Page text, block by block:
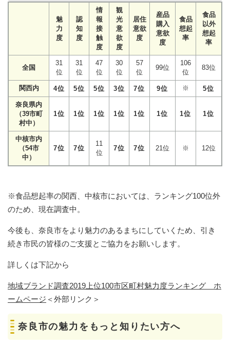
魅
力
度
認
知
度
情
報
接
触
度
観
光
意
欲
度
居住
意欲
度
産品
購入
意欲
度
食品
想起
率
食品
以外
想起
率
全国
31
位
31
位
47
位
30
位
57
位
99位
106
位
83位
関西内 4位 5位 5位 3位 7位 9位 ※ 5位
奈良県内
（39市町
村中）
1位 1位 1位 1位 1位 1位 1位 1位
中核市内
（54市
中）
7位 7位
11
位
7位 7位 21位 ※ 12位
※食品想起率の関西、中核市においては、ランキング100位外
のため、現在調査中。
今後も、奈良市をより魅力のあるまちにしていくため、引き
続き市民の皆様のご支援とご協力をお願いします。
詳しくは下記から
地域ブランド調査2019上位100市区町村魅力度ランキング ホ
ームページ ＜外部リンク＞
奈良市の魅力をもっと知りたい方へ